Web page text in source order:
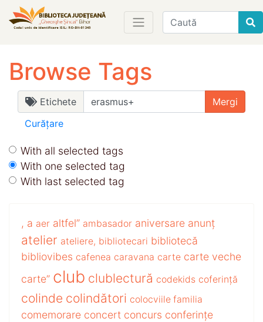
Find
Browse Tags
Etichete
Curățare
With all selected tags
With one selected tag
With last selected tag
, a aer altfel” ambasador aniversare anunț
atelier ateliere, bibliotecari bibliotecă
bibliovibes cafenea caravana carte carte veche
carte” club clublectură codekids coferință
colinde colindători colocviile familia
comemorare concert concurs conferințe